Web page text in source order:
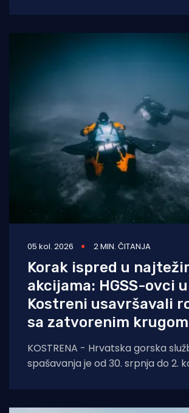
05 kol. 2026 2 MIN. ČITANJA
Korak ispred u
akcijama: HGSS-ovci u
Kostreni usavršavali
sa zatvorenim
KOSTRENA - Hrvatska gorska
spašavanja je od 30. srpnja do 2.